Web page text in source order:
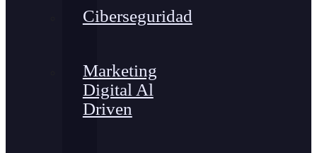
Ciberseguridad
Marketing
Digital Al
Driven